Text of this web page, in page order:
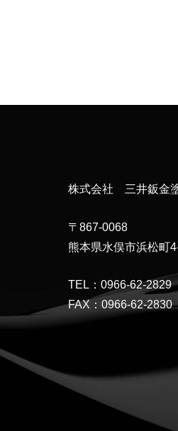
株式会社 三井鈑金
〒867-0068
熊本県水俣市浜松町
TEL：0966-62-2829
FAX：0966-62-2830